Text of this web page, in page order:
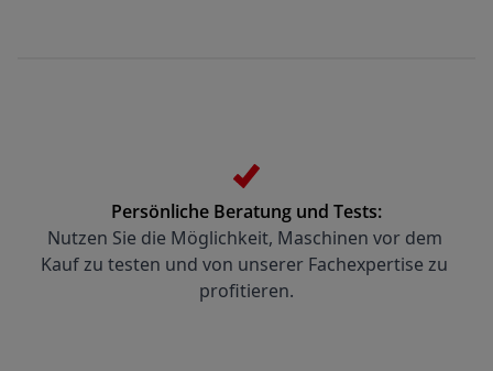
Persönliche Beratung und Tests:
Nutzen Sie die Möglichkeit, Maschinen vor dem
Kauf zu testen und von unserer Fachexpertise zu
profitieren.